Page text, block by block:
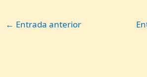
← Entrada anterior